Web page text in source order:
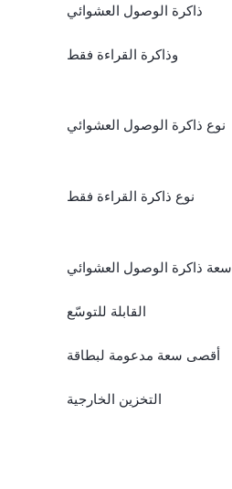
ذاكرة الوصول العشوائي
وذاكرة القراءة فقط
نوع ذاكرة الوصول العشوائي
نوع ذاكرة القراءة فقط
سعة ذاكرة الوصول العشوائي
القابلة للتوسّع
أقصى سعة مدعومة لبطاقة
التخزين الخارجية